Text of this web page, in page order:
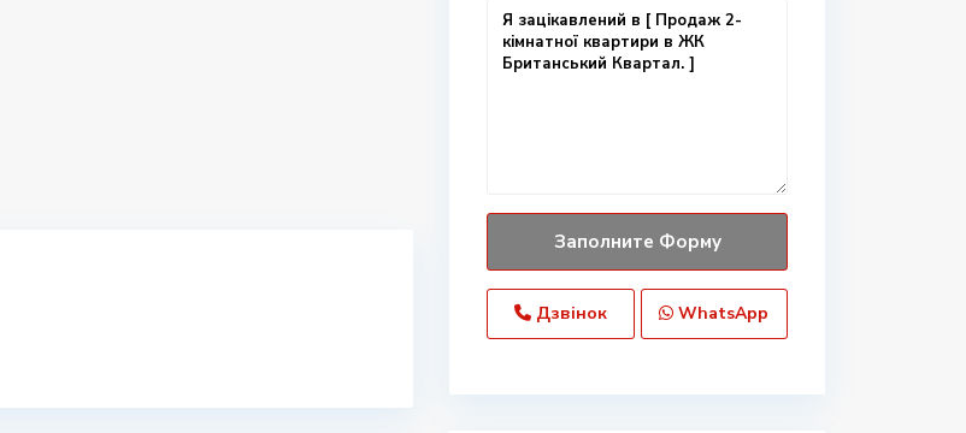
Дзвінок WhatsApp